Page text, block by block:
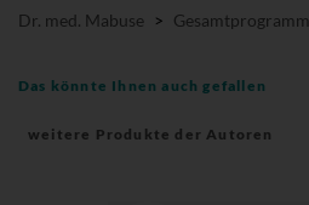
Dr. med. Mabuse > Gesamtprogramm
Das könnte Ihnen auch gefallen
weitere Produkte der Autoren